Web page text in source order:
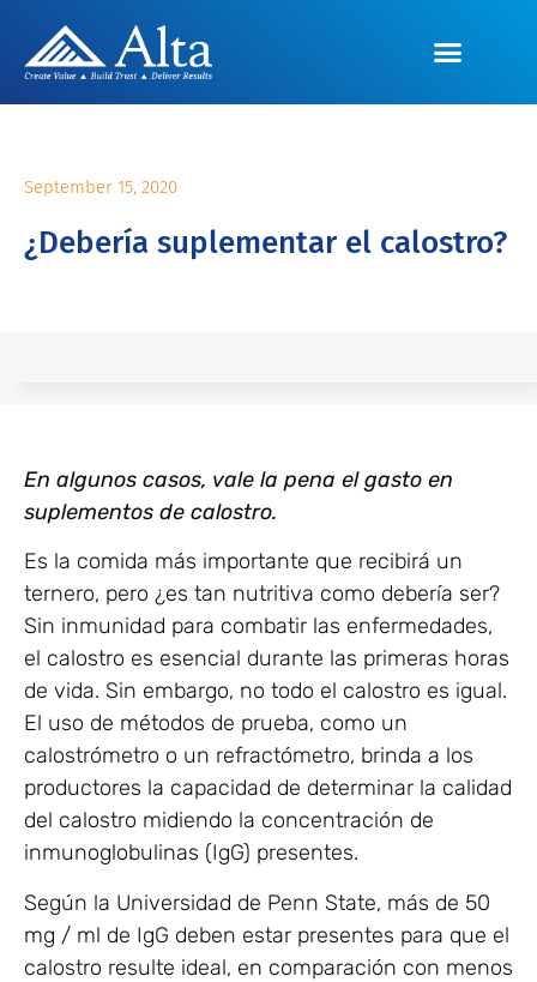
September 15, 2020
¿Debería suplementar el calostro?
En algunos casos, vale la pena el gasto en
suplementos de calostro.
Es la comida más importante que recibirá un
ternero, pero ¿es tan nutritiva como debería ser?
Sin inmunidad para combatir las enfermedades,
el calostro es esencial durante las primeras horas
de vida. Sin embargo, no todo el calostro es igual.
El uso de métodos de prueba, como un
calostrómetro o un refractómetro, brinda a los
productores la capacidad de determinar la calidad
del calostro midiendo la concentración de
inmunoglobulinas (IgG) presentes.
Según la Universidad de Penn State, más de 50
mg / ml de IgG deben estar presentes para que el
calostro resulte ideal, en comparación con menos